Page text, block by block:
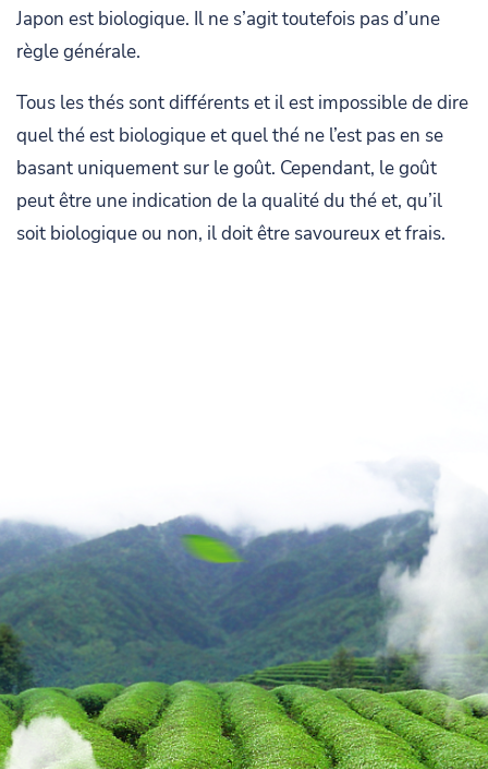
Japon est biologique. Il ne s’agit toutefois pas d’une
règle générale.
Tous les thés sont différents et il est impossible de dire
quel thé est biologique et quel thé ne l’est pas en se
basant uniquement sur le goût. Cependant, le goût
peut être une indication de la qualité du thé et, qu’il
soit biologique ou non, il doit être savoureux et frais.